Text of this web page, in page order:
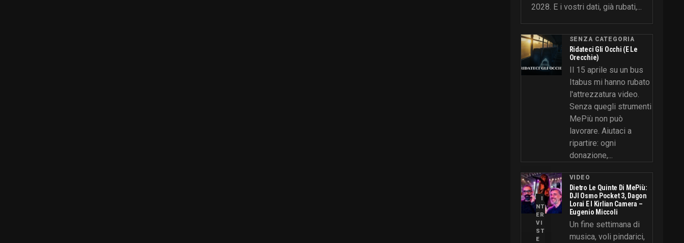
2028. E i vostri dati, già rubati,...
SENZA CATEGORIA
Ridateci Gli Occhi (e Le
Orecchie)
Il 15 aprile su un bus
Itabus mi hanno rubato
l'attrezzatura video.
Senza quegli strumenti
MePiù non può
lavorare. Aiutaci a
ripartire: ogni
donazione,...
VIDEO
Dietro Le Quinte Di MePiù:
DJI Osmo Pocket 3, Dagon
Lorai E I Kirlian Camera –
Eugenio Miccoli
Un fine settimana di
musica, voli pindarici,
I
NT
ER
VI
ST
E